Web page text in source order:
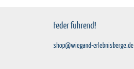
Feder führend!
shop@wiegand-erlebnisberge.de